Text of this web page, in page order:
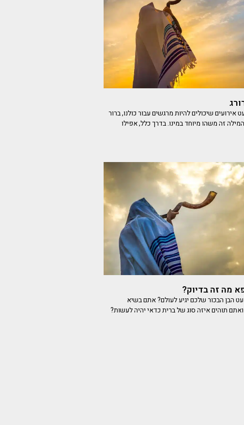
אירועים שיכולים להיות מרגשים עבור כולנו, ברור
זה משהו מיוחד במינו. בדרך כלל, אפילו
מה זה בדיוק?
הבן הבכור שלכם יגיע לעולם? אתם בשיא
תוהים איזה סוג של ברית כדאי יהיה לעשות?